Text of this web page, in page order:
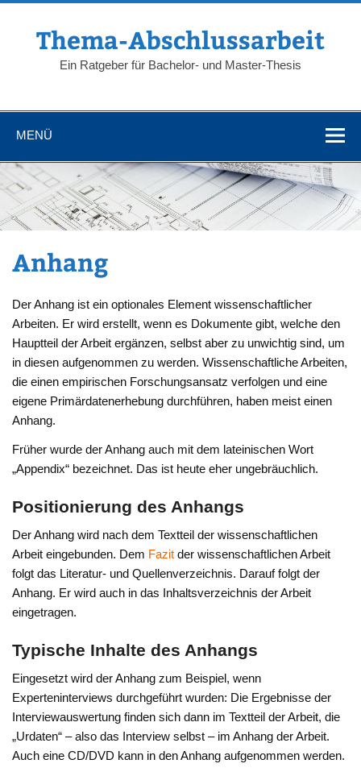
Zum
springenThema-Abschlussarbeit
Ein Ratgeber für Bachelor- und Master-Thesis
MENÜ
Anhang
Der Anhang ist ein optionales Element wissenschaftlicher
Arbeiten. Er wird erstellt, wenn es Dokumente gibt, welche den
Hauptteil der Arbeit ergänzen, selbst aber zu unwichtig sind, um
in diesen aufgenommen zu werden. Wissenschaftliche Arbeiten,
die einen empirischen Forschungsansatz verfolgen und eine
eigene Primärdatenerhebung durchführen, haben meist einen
Anhang.
Früher wurde der Anhang auch mit dem lateinischen Wort
„Appendix“ bezeichnet. Das ist heute eher ungebräuchlich.
Positionierung des Anhangs
Der Anhang wird nach dem Textteil der wissenschaftlichen
Arbeit eingebunden. Dem Fazit der wissenschaftlichen Arbeit
folgt das Literatur- und Quellenverzeichnis. Darauf folgt der
Anhang. Er wird auch in das Inhaltsverzeichnis der Arbeit
eingetragen.
Typische Inhalte des Anhangs
Eingesetzt wird der Anhang zum Beispiel, wenn
Experteninterviews durchgeführt wurden: Die Ergebnisse der
Interviewauswertung finden sich dann im Textteil der Arbeit, die
„Urdaten“ – also das Interview selbst – im Anhang der Arbeit.
Auch eine CD/DVD kann in den Anhang aufgenommen werden.